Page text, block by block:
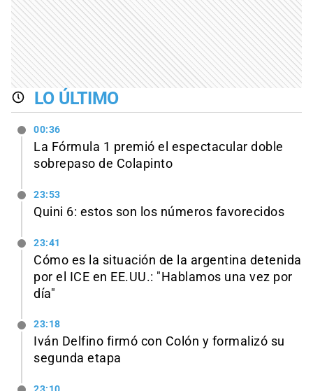
LO ÚLTIMO
00:36
La Fórmula 1 premió el espectacular doble
sobrepaso de Colapinto
23:53
Quini 6: estos son los números favorecidos
23:41
Cómo es la situación de la argentina detenida
por el ICE en EE.UU.: "Hablamos una vez por
día"
23:18
Iván Delfino firmó con Colón y formalizó su
segunda etapa